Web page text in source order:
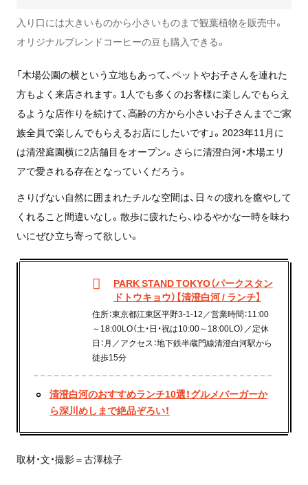
入り口には大きいものから小さいものまで観葉植物を販売中。
オリジナルブレンドコーヒーの豆も購入できる。
「木場公園の横という立地もあって、ペットやお子さんを連れた
方もよく来店されます。1人でも多くのお客様に楽しんでもらえ
るような店作りを続けて、高齢の方から小さいお子さんまでご家
族全員で楽しんでもらえるお店にしたいです」。2023年11月に
は清澄庭園横に2店舗目をオープン。さらに清澄白河・木場エリ
アで愛される存在となっていくだろう。
さりげない自然に囲まれたチルな空間は、日々の疲れを癒やして
くれること間違いなし。散歩に疲れたら、ゆるやかな一時を味わ
いにぜひ立ち寄って欲しい。
PARK STAND TOKYO（パークスタン
ドトウキョウ）【清澄白河 / ランチ】
住所：東京都江東区平野3-1-12／営業時間：11:00
～18:00LO（土・日・祝は10:00～18:00LO）／定休
日：月／アクセス：地下鉄半蔵門線清澄白河駅から
徒歩15分
清澄白河のおすすめランチ10選！グルメバーガーか
ら深川めしまで絶品ぞろい！
取材・文・撮影＝古澤椋子